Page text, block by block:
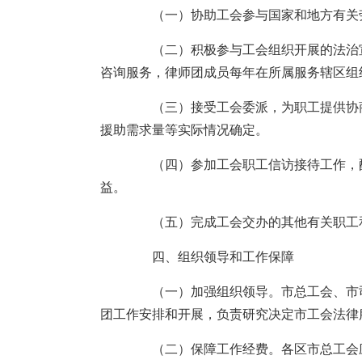
（一）协助工会参与国家和地方有关
（二）积极参与工会组织开展的法治
咨询服务，律师团成员每年在所属服务辖区
（三）接受工会委派，为职工提供协
援助需求量等实际情况确定。
（四）参加工会职工信访接待工作，
益。
（五）完成工会交办的其他有关职工
四、组织领导和工作保障
（一）加强组织领导。市总工会、市
团工作安排和开展，负责研究决定市工会法
（二）保障工作经费。各区市总工会